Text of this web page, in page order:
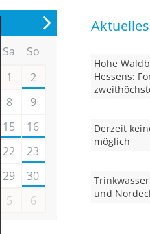
Sa
So
1
2
8
9
15
16
22
23
29
30
5 6
Aktuelles
Hohe
Hessens:
Derzeit
möglich
und